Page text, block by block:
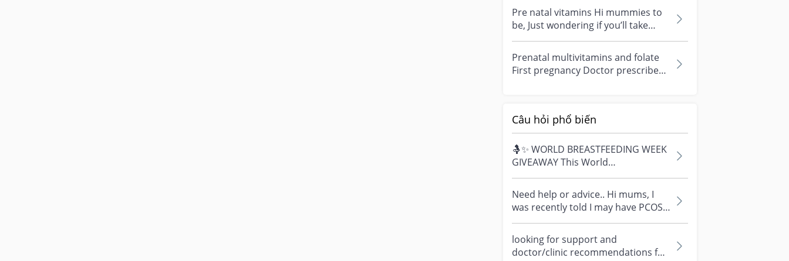
Pre natal vitamins Hi mummies to
be, Just wondering if you’ll take
prenatal vitamins besides folic...
Prenatal multivitamins and folate
First pregnancy Doctor prescribed
Câu hỏi phổ biến
🤱✨ WORLD BREASTFEEDING WEEK
GIVEAWAY This World
Breastfeeding Week, we're
celebrating every mum's fe...
Need help or advice.. Hi mums, I
was recently told I may have PCOS
and I am worried about how it
mig...
looking for support and
doctor/clinic recommendations for